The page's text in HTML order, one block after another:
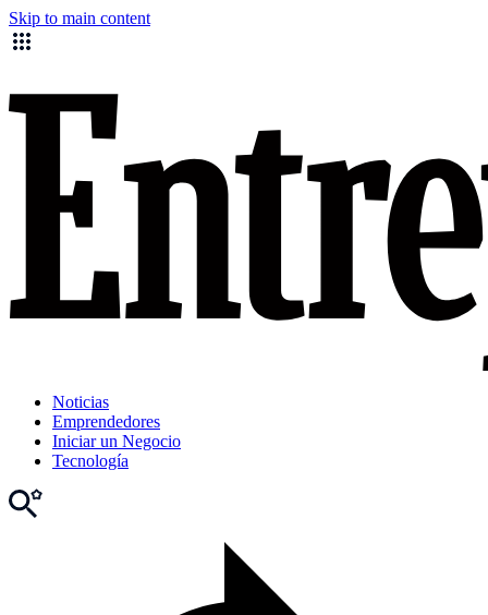
Skip to main content
Noticias
Emprendedores
Iniciar un Negocio
Tecnología